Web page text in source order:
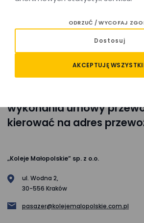
Skargi dotyczące jakości
świadczonych usług
w szczególności
i obowiązków pasażerów
z rozporządzenia (UE)
wykonania umowy
kierować na adres
„Koleje Małopolskie” sp. z o.o.
ul. Wodna 2,
30-556 Kraków
pasazer@kolejemalopolskie.com.pl
ODRZUĆ / WYCOFAJ
Dostosuj
AKCEPTUJĘ